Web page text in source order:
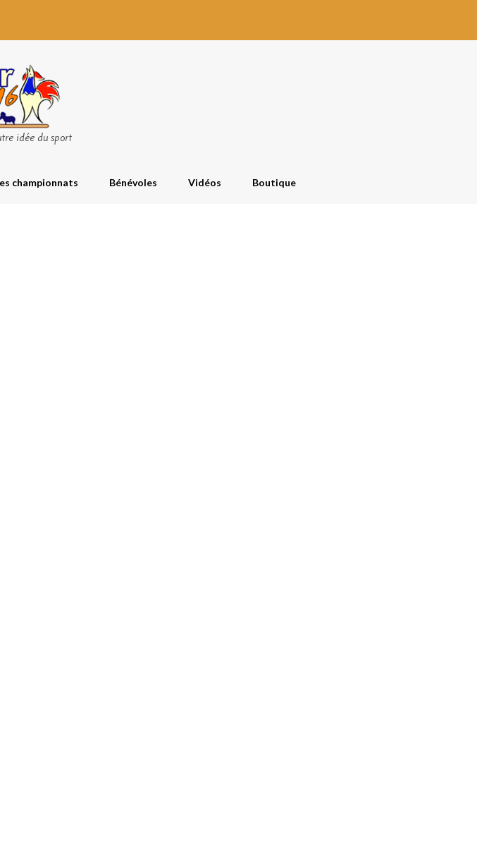
idée du sport
championnats Bénévoles Vidéos Boutique